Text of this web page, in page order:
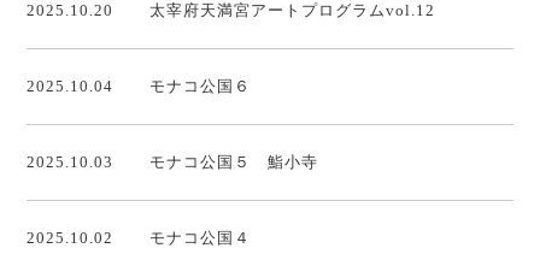
2025.10.20 太宰府天満宮アートプログラムvol.12
2025.10.04 モナコ公国６
2025.10.03 モナコ公国５ 鮨小寺
2025.10.02 モナコ公国４